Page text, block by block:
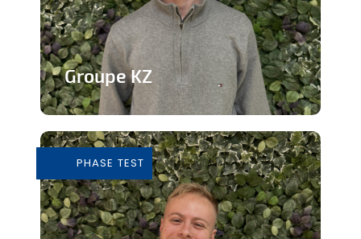
Groupe KZ
main
En savoir plus
PHASE TEST